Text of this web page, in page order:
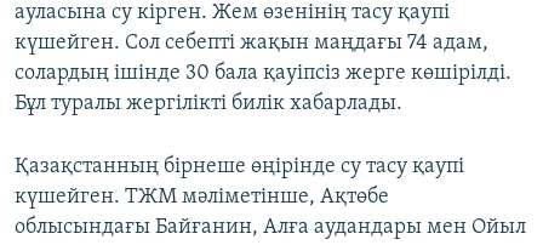
ауласына су кірген. Жем өзенінің тасу қаупі
күшейген. Сол себепті жақын маңдағы 74 адам,
солардың ішінде 30 бала қауіпсіз жерге көшірілді.
Бұл туралы жергілікті билік хабарлады.
Қазақстанның бірнеше өңірінде су тасу қаупі
күшейген. ТЖМ мәліметінше, Ақтөбе
облысындағы Байғанин, Алға аудандары мен Ойыл